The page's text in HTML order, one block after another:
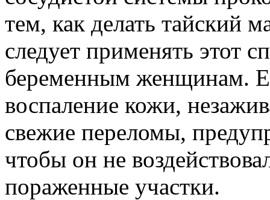
тем, как делать тайский
следует применять этот
беременным женщинам.
воспаление кожи,
свежие переломы,
чтобы он не
пораженные участки.